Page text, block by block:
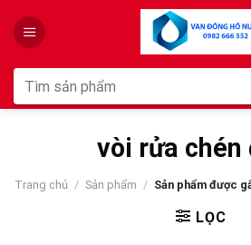
Tìm
kiếm:
vòi rửa chén
Trang chủ / Sản phẩm / Sản phẩm được
LỌC